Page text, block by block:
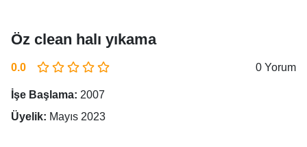
Öz clean halı yıkama
0.0 0 Yorum
İşe Başlama: 2007
Üyelik: Mayıs 2023